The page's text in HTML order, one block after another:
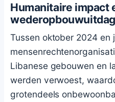
Humanitaire impact
Tussen oktober 2024 en
Libanese gebouwen en
werden verwoest,
grotendeels